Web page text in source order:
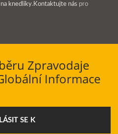
knedlíky.Kontaktujte nás pro
Zpravodaje
Informace
SE K